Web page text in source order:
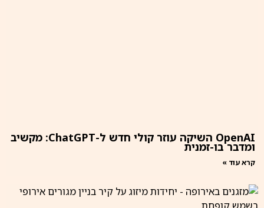
OpenAI השיקה עוזר קולי חדש ל-ChatGPT: מקשיב
ומדבר בו-זמנית
קרא עוד »